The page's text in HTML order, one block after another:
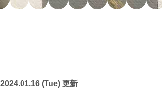
2024.01.16 (Tue) 更新